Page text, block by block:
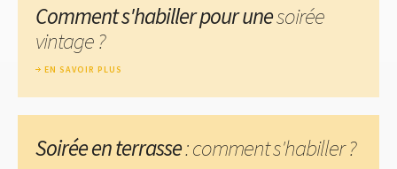
Comment s'habiller pour unesoirée
vintage ?
EN SAVOIR PLUS
Soirée en terrasse: comment s'habiller ?